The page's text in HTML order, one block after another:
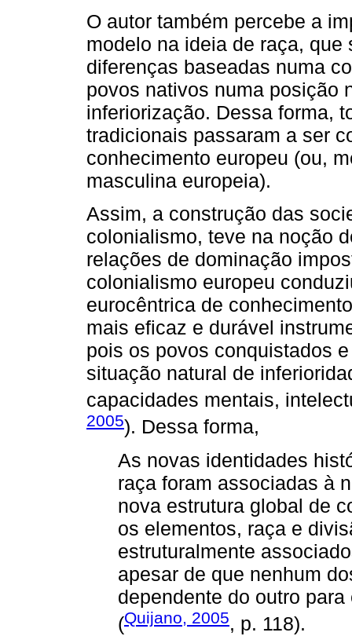
O autor também percebe a
modelo na ideia de raça,
diferenças baseadas numa
povos nativos numa posição
inferiorização. Dessa forma,
tradicionais passaram a ser
conhecimento europeu (ou,
masculina europeia).
Assim, a construção das
colonialismo, teve na noção
relações de dominação
colonialismo europeu
eurocêntrica de
mais eficaz e durável
pois os povos conquistados
situação natural de
capacidades mentais,
2005). Dessa forma,
As novas identidades
raça foram associadas à
nova estrutura global de
os elementos, raça e
estruturalmente
apesar de que nenhum
dependente do outro
(Quijano, 2005, p. 118).